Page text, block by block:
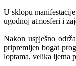
U sklopu
ugodnoj atmosferi i
Nakon uspješno
pripremljen bogat
loptama, velika ljetna